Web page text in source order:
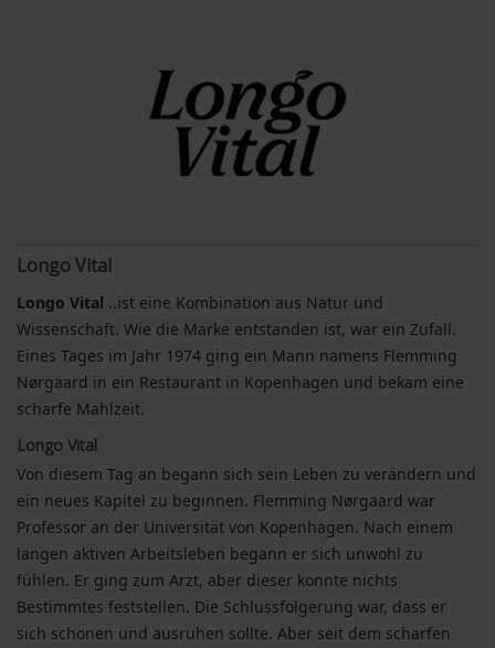
Longo Vital
Longo Vital ..ist eine Kombination aus Natur und
Wissenschaft. Wie die Marke entstanden ist, war ein Zufall.
Eines Tages im Jahr 1974 ging ein Mann namens Flemming
Nørgaard in ein Restaurant in Kopenhagen und bekam eine
scharfe Mahlzeit.
Longo Vital
Von diesem Tag an begann sich sein Leben zu verändern und
ein neues Kapitel zu beginnen. Flemming Nørgaard war
Professor an der Universität von Kopenhagen. Nach einem
langen aktiven Arbeitsleben begann er sich unwohl zu
fühlen. Er ging zum Arzt, aber dieser konnte nichts
Bestimmtes feststellen. Die Schlussfolgerung war, dass er
sich schonen und ausruhen sollte. Aber seit dem scharfen